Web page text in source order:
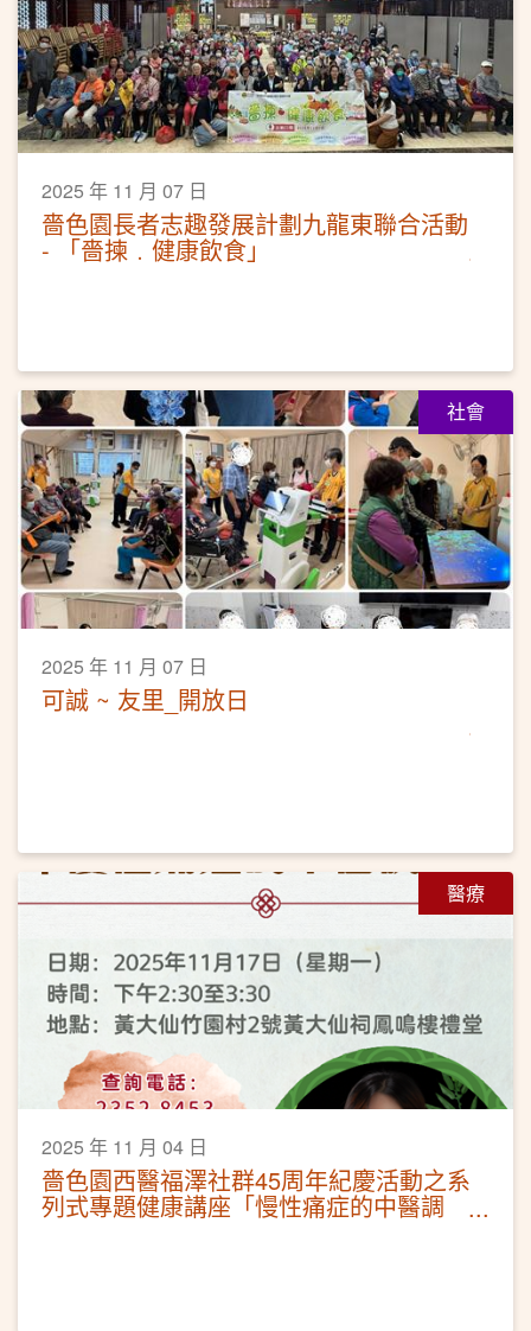
2025 年 11 月 07 日
嗇色園長者志趣發展計劃九龍東聯合活動
- 「嗇揀﹒健康飲食」
社會
2025 年 11 月 07 日
可誠 ~ 友里_開放日
醫療
2025 年 11 月 04 日
嗇色園西醫福澤社群45周年紀慶活動之系
列式專題健康講座「慢性痛症的中醫調